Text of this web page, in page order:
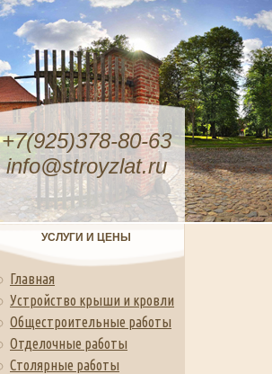
+7(925)378-80-63
info@stroyzlat.ru
УСЛУГИ И ЦЕНЫ
Главная
Устройство крыши и кровли
Общестроительные работы
Отделочные работы
Столярные работы